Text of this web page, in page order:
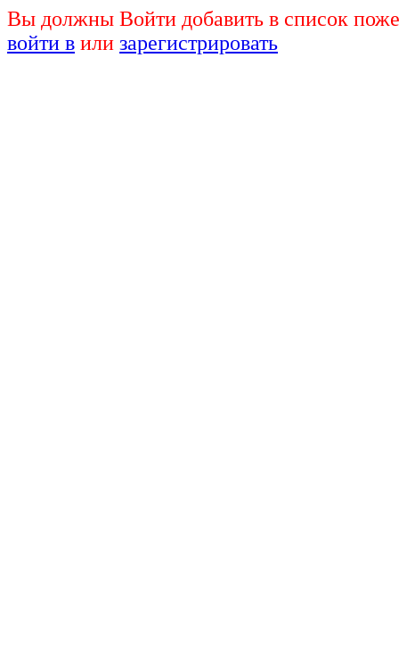
Вы должны Войти добавить в список
войти в или зарегистрировать